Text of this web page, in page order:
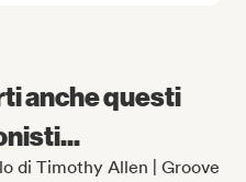
anche questi
di Timothy Allen | Groove